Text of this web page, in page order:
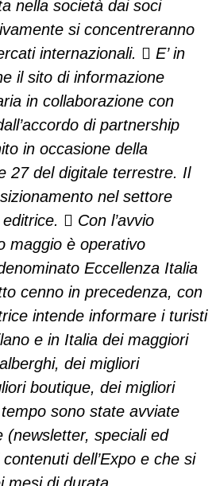
nella società dai soci
si concentreranno
internazionali.  E’ in
il sito di informazione
in collaborazione con
di partnership
in occasione della
27 del digitale terrestre. Il
nel settore
 Con l’avvio
maggio è operativo
Eccellenza Italia
cenno in precedenza, con
intende informare i turisti
e in Italia dei maggiori
dei migliori
boutique, dei migliori
sono state avviate
(newsletter, speciali ed
dell’Expo e che si